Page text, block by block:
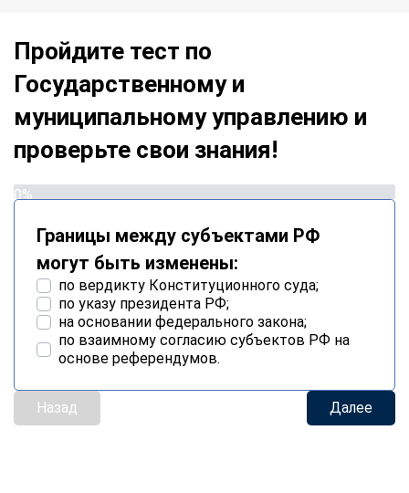
Пройдите тест по
Государственному и
муниципальному управлению и
проверьте свои знания!
0%
Границы между субъектами РФ
могут быть изменены:
по вердикту Конституционного суда;
по указу президента РФ;
на основании федерального закона;
по взаимному согласию субъектов РФ на
основе референдумов.
Назад Далее